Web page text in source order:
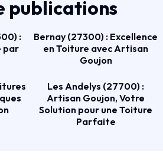
publications
:
par
Bernay (27300) : Excellence
en Toiture avec Artisan
Goujon
Les Andelys (27700) :
Artisan Goujon, Votre
Solution pour une Toiture
Parfaite